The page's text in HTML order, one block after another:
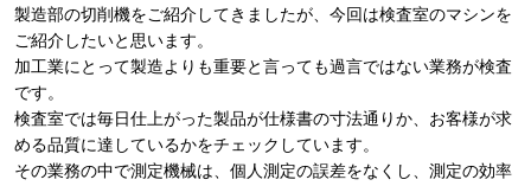
製造部の切削機をご紹介してきましたが、今回は検査室のマシンを
ご紹介したいと思います。
加工業にとって製造よりも重要と言っても過言ではない業務が検査
です。
検査室では毎日仕上がった製品が仕様書の寸法通りか、お客様が求
める品質に達しているかをチェックしています。
その業務の中で測定機械は、個人測定の誤差をなくし、測定の効率